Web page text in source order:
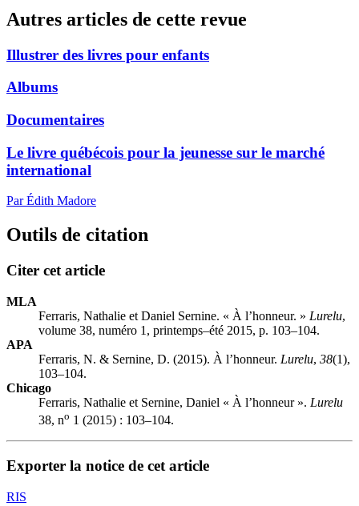
Autres articles de cette revue
Illustrer des livres pour enfants
Albums
Documentaires
Le livre québécois pour la jeunesse sur le marché
international
Par Édith Madore
Outils de citation
Citer cet article
MLA
Ferraris, Nathalie et Daniel Sernine. « À l’honneur. » Lurelu,
volume 38, numéro 1, printemps–été 2015, p. 103–104.
APA
Ferraris, N. & Sernine, D. (2015). À l’honneur. Lurelu, 38(1),
103–104.
Chicago
Ferraris, Nathalie et Sernine, Daniel « À l’honneur ». Lurelu
38, no 1 (2015) : 103–104.
Exporter la notice de cet article
RIS